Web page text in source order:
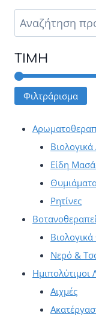
ΤΙΜΉ
Φιλτράρισμα
Είδη
Ρητίνες
Νερό &
Ημιπολύτιμοι
Αιχμές